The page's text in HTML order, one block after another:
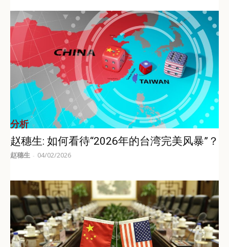
分析
赵穗生: 如何看待“2026年的台湾完美风暴”？
赵穗生 - 04/02/2026